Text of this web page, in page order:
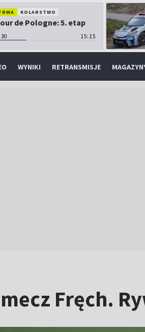
KOLARSTWO
de Pologne: 5. etap
15:15
WYNIKI RETRANSMISJE
Fręch.